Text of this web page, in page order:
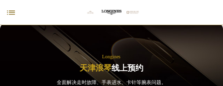

Longines
天津浪琴线上预约
全面解决走时故障、手表进水、卡针等腕表问题。